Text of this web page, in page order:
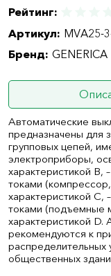
Рейтинг:
Артикул: MVA25-
Бренд: GENERICA
Автоматические
предназначены для
групповых цепей,
электроприборы,
характеристикой В,
токами
характеристикой C,
токами (подъемные
характеристикой
рекомендуются к
распределительных
общественных